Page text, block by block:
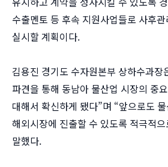
수출멘토 등 후속 지원사업들로 사후
실시할 계획이다.
김용진 경기도 수자원본부 상하수과장
파견을 통해 동남아 물산업 시장의 중
대해서 확신하게 됐다”며 “앞으로도
해외시장에 진출할 수 있도록 적극적
말했다.